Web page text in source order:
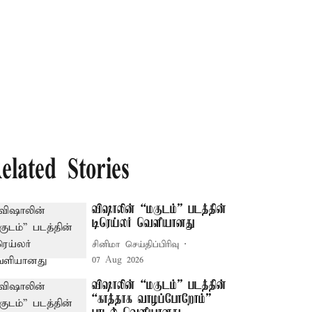
Stories
விஷாலின் “மகுடம்” படத்தின்
டிரெய்லர் வெளியானது
சினிமா செய்திப்பிரிவு
07 Aug 2026
விஷாலின் “மகுடம்” படத்தின்
“காத்தாக வாழப்போறோம்”